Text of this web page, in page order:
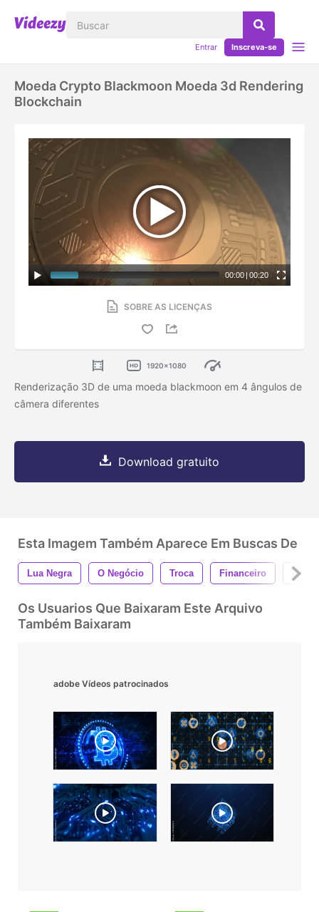
Entrar Inscreva-se
Moeda Crypto Blackmoon Moeda 3d Rendering
Blockchain
00:00 | 00:20
SOBRE AS LICENÇAS
1920x1080
Renderização 3D de uma moeda blackmoon em 4 ângulos de
câmera diferentes
Download gratuito
Esta Imagem Também Aparece Em Buscas De
Lua Negra O Negócio Troca Financeiro
Os Usuarios Que Baixaram Este Arquivo
Também Baixaram
adobe Vídeos patrocinados